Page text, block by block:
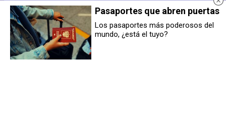
Pasaportes que abren puertas
Los pasaportes más poderosos del
mundo, ¿está el tuyo?